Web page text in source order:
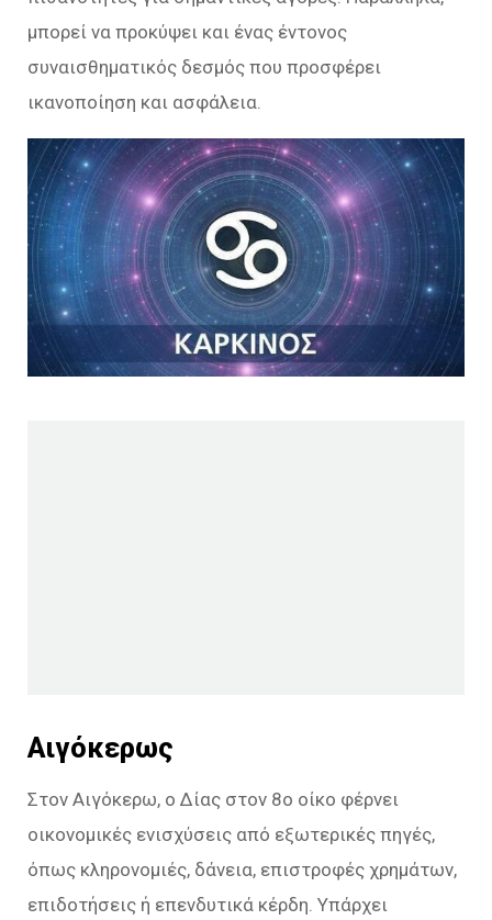
μπορεί να προκύψει και ένας έντονος
συναισθηματικός δεσμός που προσφέρει
ικανοποίηση και ασφάλεια.
Αιγόκερως
Στον Αιγόκερω, ο Δίας στον 8ο οίκο φέρνει
οικονομικές ενισχύσεις από εξωτερικές πηγές,
όπως κληρονομιές, δάνεια, επιστροφές χρημάτων,
επιδοτήσεις ή επενδυτικά κέρδη. Υπάρχει